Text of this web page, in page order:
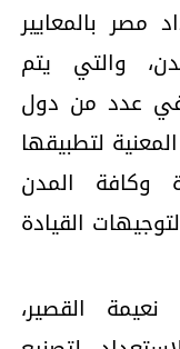
مصر بالمعايير
والتي يتم
عدد من دول
لتطبيقها
وكافة المدن
القيادة
القصير،